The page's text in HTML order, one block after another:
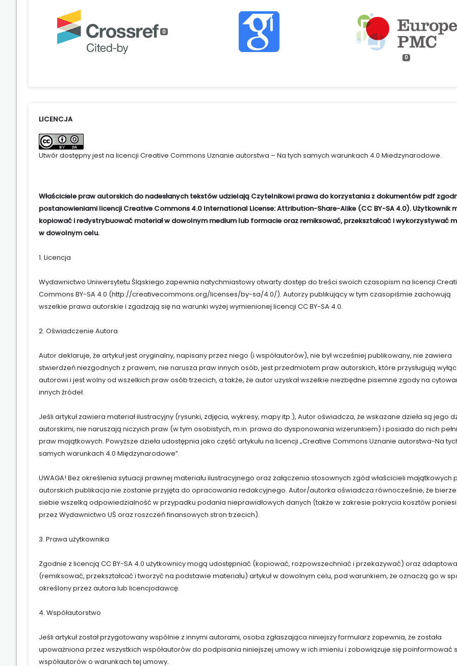
0
0
LICENCJA
Utwór dostępny jest na licencji Creative Commons Uznanie autorstwa – Na tych samych warunkach 4.0 Miedzynarodowe.
Właściciele praw autorskich do nadesłanych tekstów udzielają Czytelnikowi prawa do korzystania z dokumentów pdf
postanowieniami licencji Creative Commons 4.0 International License: Attribution-Share-Alike (CC BY-SA 4.0). Użytkownik
kopiować i redystrybuować materiał w dowolnym medium lub formacie oraz remiksować, przekształcać i wykorzystywać
w dowolnym celu.
1. Licencja
Wydawnictwo Uniwersytetu Śląskiego zapewnia natychmiastowy otwarty dostęp do treści swoich czasopism na licencji
Commons BY-SA 4.0 (http://creativecommons.org/licenses/by-sa/4.0/). Autorzy publikujący w tym czasopiśmie zachowują
wszelkie prawa autorskie i zgadzają się na warunki wyżej wymienionej licencji CC BY-SA 4.0.
2. Oświadczenie Autora
Autor deklaruje, że artykuł jest oryginalny, napisany przez niego (i współautorów), nie był wcześniej publikowany, nie zawiera
stwierdzeń niezgodnych z prawem, nie narusza praw innych osób, jest przedmiotem praw autorskich, które przysługują
autorowi i jest wolny od wszelkich praw osób trzecich, a także, że autor uzyskał wszelkie niezbędne pisemne zgody na
innych źródeł.
Jeśli artykuł zawiera materiał ilustracyjny (rysunki, zdjęcia, wykresy, mapy itp.), Autor oświadcza, że wskazane dzieła są jego
autorskimi, nie naruszają niczyich praw (w tym osobistych, m.in. prawa do dysponowania wizerunkiem) i posiada do nich
praw majątkowych. Powyższe dzieła udostępnia jako część artykułu na licencji „Creative Commons Uznanie autorstwa-Na
samych warunkach 4.0 Międzynarodowe”.
UWAGA! Bez określenia sytuacji prawnej materiału ilustracyjnego oraz załączenia stosownych zgód właścicieli majątkowych
autorskich publikacja nie zostanie przyjęta do opracowania redakcyjnego. Autor/autorka oświadcza równocześnie, że
siebie wszelką odpowiedzialność w przypadku podania nieprawidłowych danych (także w zakresie pokrycia kosztów
przez Wydawnictwo UŚ oraz roszczeń finansowych stron trzecich).
3. Prawa użytkownika
Zgodnie z licencją CC BY-SA 4.0 użytkownicy mogą udostępniać (kopiować, rozpowszechniać i przekazywać) oraz
(remiksować, przekształcać i tworzyć na podstawie materiału) artykuł w dowolnym celu, pod warunkiem, że oznaczą go w
określony przez autora lub licencjodawcę.
4. Współautorstwo
Jeśli artykuł został przygotowany wspólnie z innymi autorami, osoba zgłaszająca niniejszy formularz zapewnia, że została
upoważniona przez wszystkich współautorów do podpisania niniejszej umowy w ich imieniu i zobowiązuje się poinformować
współautorów o warunkach tej umowy.